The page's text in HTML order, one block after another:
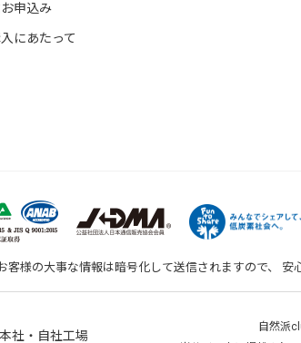
申込み
にあたって
客様の大事な情報は暗号化して送信されますので、 安
・自社工場
自然派